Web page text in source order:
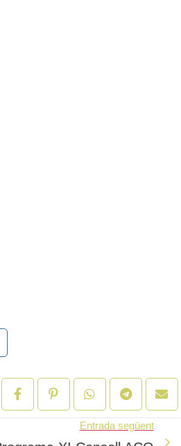
Entrada següent